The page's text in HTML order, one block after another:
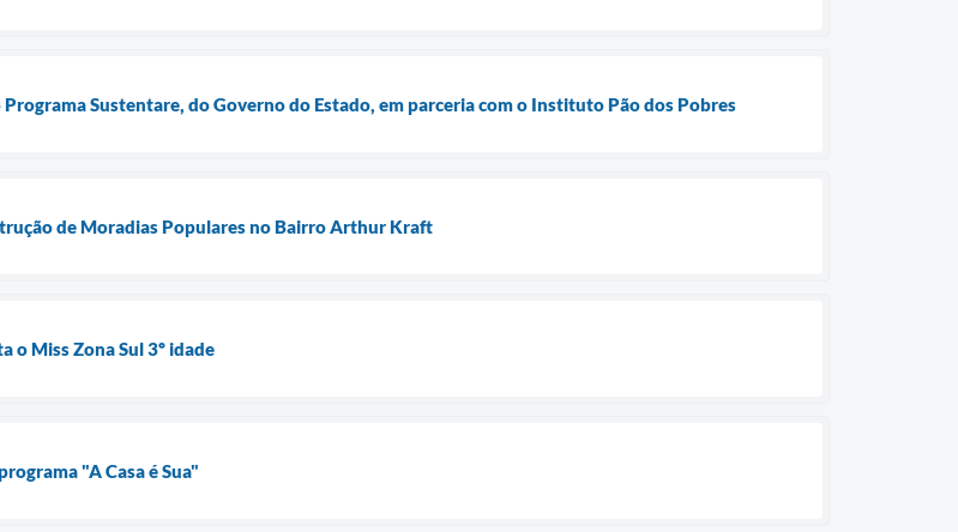
Sustentare, do Governo do Estado, em parceria com o Instituto Pão dos Pobres
de Moradias Populares no Bairro Arthur Kraft
o Miss Zona Sul 3º idade
"A Casa é Sua"